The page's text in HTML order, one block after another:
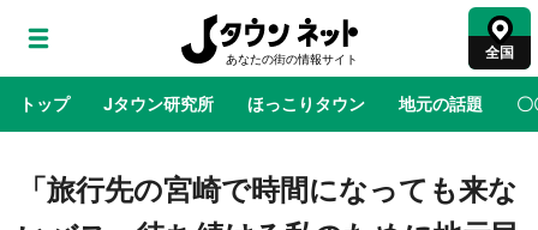
全国
トップ Jタウン研究所 ほっこりタウン 地元の話題 〇
地域×二次元 絶景 あの時はありがとう 物語がはじ
「旅行先の宮崎で時間になっても来な